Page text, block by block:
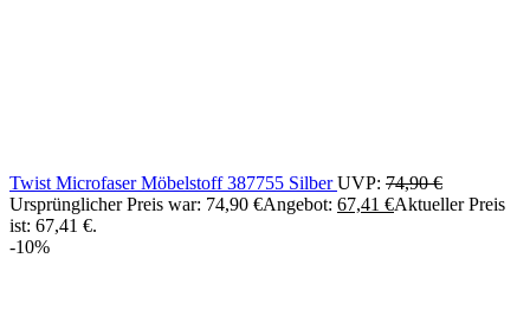
Twist Microfaser Möbelstoff 387755 SilberUVP: 74,90€
Ursprünglicher Preis war: 74,90 €Angebot: 67,41 €Aktueller Preis
ist: 67,41 €.
-10%